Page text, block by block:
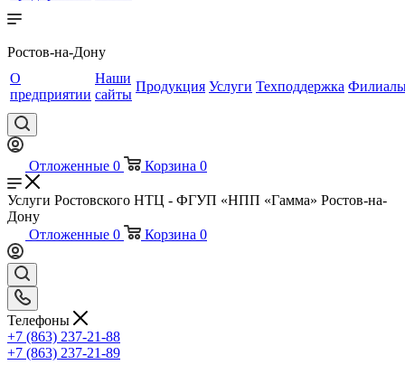
Ростов-на-Дону
О
предприятии
Наши
сайты
Продукция Услуги Техподдержка
Отложенные 0 Корзина 0
Услуги Ростовского НТЦ - ФГУП «НПП «Гамма» Ростов-на-
Дону
Отложенные 0 Корзина 0
Телефоны
+7 (863) 237-21-88
+7 (863) 237-21-89